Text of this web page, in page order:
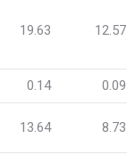
12.57
19.63
0.09
0.14
8.73
13.64